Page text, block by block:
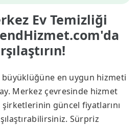
Ev Temizliği
büyüklüğüne en uygun hizmeti
Merkez çevresinde hizmet
güncel fiyatlarını
Sürpriz